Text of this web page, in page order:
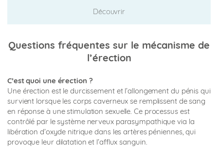
Découvrir
Questions fréquentes sur le mécanisme de
l’érection
C’est quoi une érection ?
Une érection est le durcissement et l’allongement du pénis qui
survient lorsque les corps caverneux se remplissent de sang
en réponse à une stimulation sexuelle. Ce processus est
contrôlé par le système nerveux parasympathique via la
libération d’oxyde nitrique dans les artères péniennes, qui
provoque leur dilatation et l’afflux sanguin.